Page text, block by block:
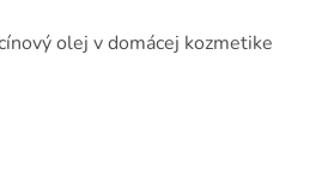
olej v domácej kozmetike